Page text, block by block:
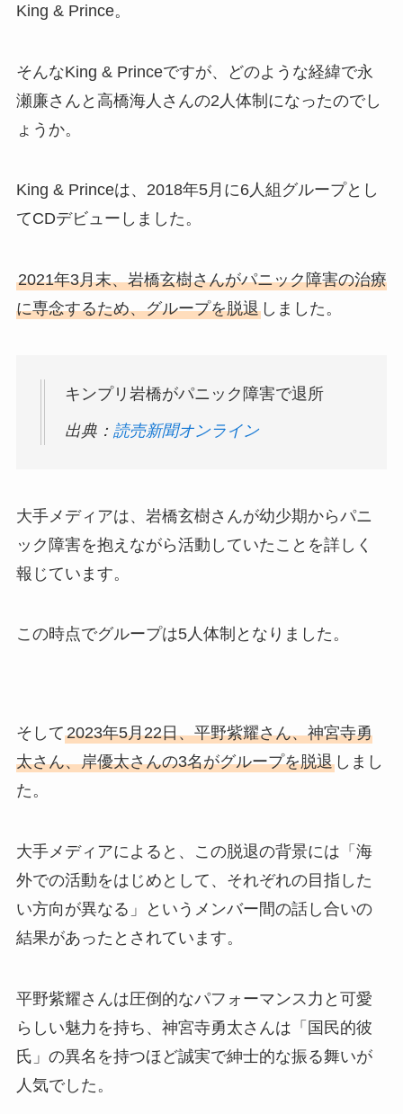
King & Prince。
そんなKing & Princeですが、どのような経緯で永
瀬廉さんと高橋海人さんの2人体制になったのでし
ょうか。
King & Princeは、2018年5月に6人組グループとし
てCDデビューしました。
2021年3月末、岩橋玄樹さんがパニック障害の治療
に専念するため、グループを脱退しました。
キンプリ岩橋がパニック障害で退所
出典： 読売新聞オンライン
大手メディアは、岩橋玄樹さんが幼少期からパニ
ック障害を抱えながら活動していたことを詳しく
報じています。
この時点でグループは5人体制となりました。
そして2023年5月22日、平野紫耀さん、神宮寺勇
太さん、岸優太さんの3名がグループを脱退しまし
た。
大手メディアによると、この脱退の背景には「海
外での活動をはじめとして、それぞれの目指した
い方向が異なる」というメンバー間の話し合いの
結果があったとされています。
平野紫耀さんは圧倒的なパフォーマンス力と可愛
らしい魅力を持ち、神宮寺勇太さんは「国民的彼
氏」の異名を持つほど誠実で紳士的な振る舞いが
人気でした。